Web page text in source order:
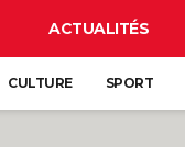
ACTUALITÉS
CULTURE SPORT